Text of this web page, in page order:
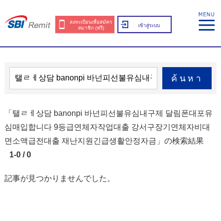
ลงทะเบียนเพื่อสมัคร
สมาชิก (ฟรี)
เข้าสู่ระบบ
ค้นหา
「탤ㄹㅔ상담 banonpi 바넌피선불유심내구제 달림폰대포유
심매입합니다 9등급연체자작업대출 강서구장기연체자비대
면소액급전대출 재난지원긴급생활안정자금」の検索結果
1-0 / 0
記事が見つかりませんでした。